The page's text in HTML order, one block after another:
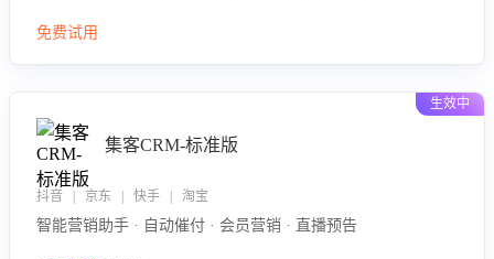
免费试用
生效中
集客CRM-标准版
抖音 | 京东 | 快手 | 淘宝
智能营销助手 · 自动催付 · 会员营销 · 直播预告